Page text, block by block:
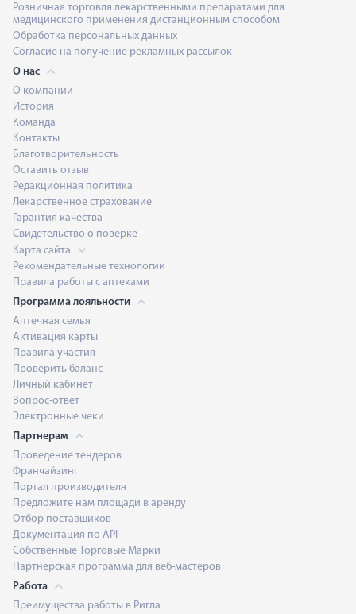
Розничная торговля лекарственными препаратами для
медицинского применения дистанционным способом
Обработка персональных данных
Согласие на получение рекламных рассылок
О нас
О компании
История
Команда
Контакты
Благотворительность
Оставить отзыв
Редакционная политика
Лекарственное страхование
Гарантия качества
Свидетельство о поверке
Карта сайта
Рекомендательные технологии
Правила работы с аптеками
Программа лояльности
Аптечная семья
Активация карты
Правила участия
Проверить баланс
Личный кабинет
Вопрос-ответ
Электронные чеки
Партнерам
Проведение тендеров
Франчайзинг
Портал производителя
Предложите нам площади в аренду
Отбор поставщиков
Документация по API
Собственные Торговые Марки
Партнерская программа для веб-мастеров
Работа
Преимущества работы в Ригла